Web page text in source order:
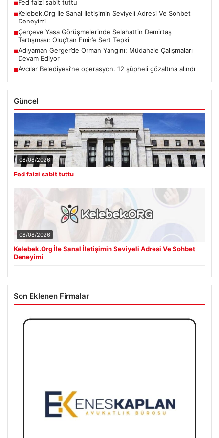
■Fed faizi sabit tuttu
■Kelebek.Org İle Sanal İletişimin Seviyeli Adresi Ve Sohbet
Deneyimi
■Çerçeve Yasa Görüşmelerinde Selahattin Demirtaş
Tartışması: Oluç’tan Emir’e Sert Tepki
■Adıyaman Gerger’de Orman Yangını: Müdahale Çalışmaları
Devam Ediyor
■Avcılar Belediyesi’ne operasyon. 12 şüpheli gözaltına alındı
Güncel
08/08/2026
Fed faizi sabit tuttu
08/08/2026
Kelebek.Org İle Sanal İletişimin Seviyeli Adresi Ve Sohbet
Deneyimi
Son Eklenen Firmalar